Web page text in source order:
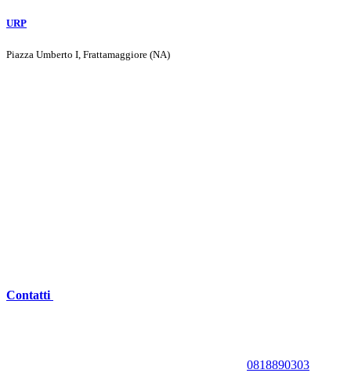
URP
Piazza Umberto I, Frattamaggiore (NA)
Contatti
0818890303